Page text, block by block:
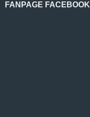
FANPAGE FACEBOOK